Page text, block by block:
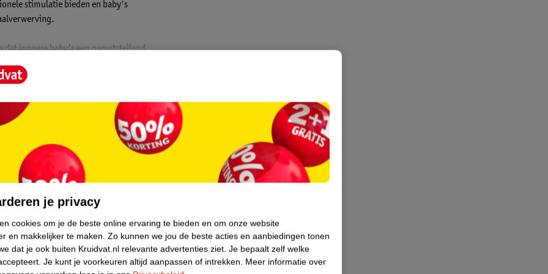
stimulatie bieden en baby's
dat jongere baby's een geruststellend
zachte lichtjes en charmante poppen.
vermaken en je kleintje te kalmeren als
visuele en emotionele stimulatie
gelegd voor taalverwerving.
groeit dit mobieltje met je baby mee.
je privacy
cookies om je de beste online ervaring te bieden en om onze website
en makkelijker te maken. Zo kunnen we jou de beste acties en aanbiedingen tonen
dat je ook buiten Kruidvat.nl relevante advertenties ziet. Je bepaalt zelf welke
Je kunt je voorkeuren altijd aanpassen of intrekken. Meer informatie over